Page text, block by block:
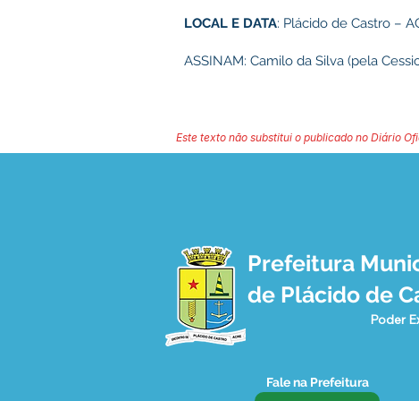
LOCAL E DATA: Plácido de Castro –
ASSINAM: Camilo da Silva (pela
Este texto não substitui o publicado no Diário
Prefeitura
de Plácido de
Poder
Fale na Prefeitura